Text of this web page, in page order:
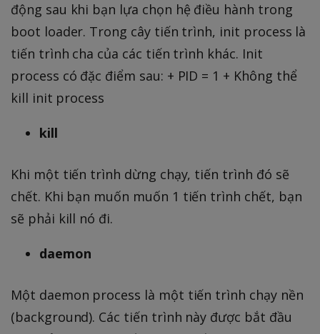
động sau khi bạn lựa chọn hệ điều hành trong
boot loader. Trong cây tiến trình, init process là
tiến trình cha của các tiến trình khác. Init
process có đặc điểm sau: + PID = 1 + Không thể
kill init process
kill
Khi một tiến trình dừng chạy, tiến trình đó sẽ
chết. Khi bạn muốn muốn 1 tiến trình chết, bạn
sẽ phải kill nó đi.
daemon
Một daemon process là một tiến trình chạy nền
(background). Các tiến trình này được bắt đầu